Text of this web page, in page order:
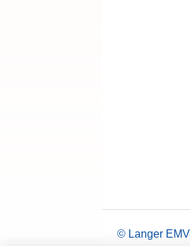
© Langer